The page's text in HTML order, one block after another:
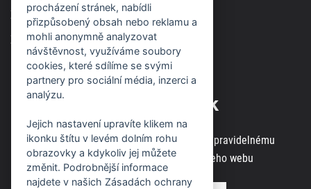
Zásady použití cookies
Zásady ochrany osobních údajů
Odběr novinek
Zaregistrujte svou e-mailovou adresu k pravidelnému
odběru aktuálních informací z našeho webu
procházení stránek, nabídli
přizpůsobený obsah nebo reklamu a
mohli anonymně analyzovat
návštěvnost, využíváme soubory
cookies, které sdílíme se svými
partnery pro sociální média, inzerci a
analýzu.
Jejich nastavení upravíte klikem na
ikonku štítu v levém dolním rohu
obrazovky a kdykoliv jej můžete
změnit. Podrobnější informace
najdete v našich Zásadách ochrany